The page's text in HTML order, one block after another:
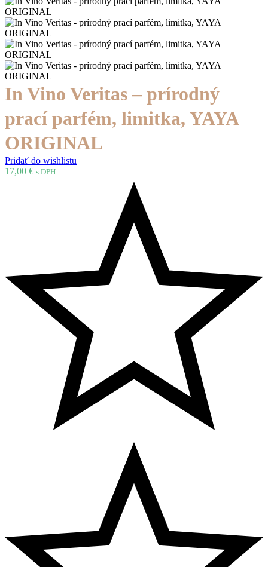
In Vino Veritas – prírodný
prací parfém, limitka, YAYA
ORIGINAL
Pridať do wishlistu
17,00 € s DPH